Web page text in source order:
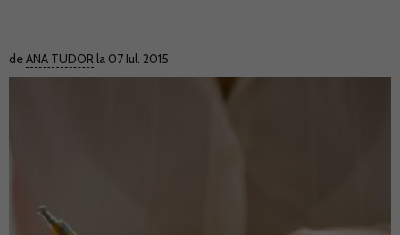
deANA TUDOR la 07 Iul. 2015